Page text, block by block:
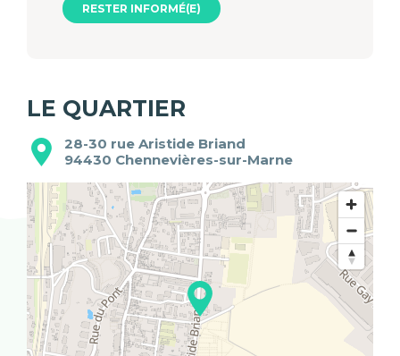
RESTER INFORMÉ(E)
LE QUARTIER
28-30 rue Aristide Briand
94430 Chennevières-sur-Marne